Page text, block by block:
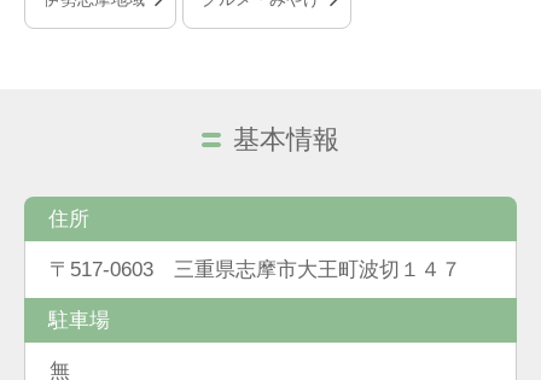
基本情報
住所
〒517-0603 三重県志摩市大王町波切１４７
駐車場
無